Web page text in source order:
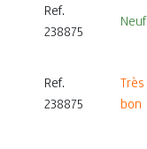
Ref.
238875
Neuf
Ref.
238875
Très
bon